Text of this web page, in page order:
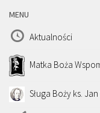
MENU
Aktualności
Matka Boża
Sługa Boży ks.